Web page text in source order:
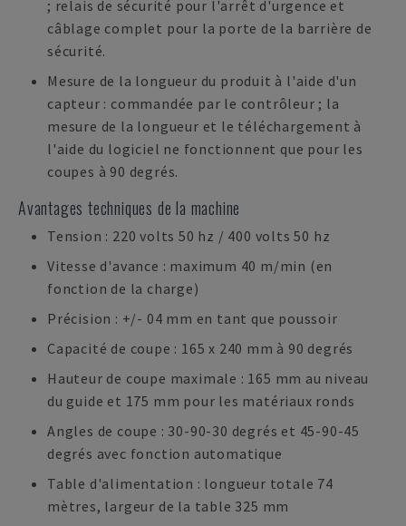
; relais de sécurité pour l'arrêt d'urgence et
câblage complet pour la porte de la barrière de
sécurité.
Mesure de la longueur du produit à l'aide d'un
capteur : commandée par le contrôleur ; la
mesure de la longueur et le téléchargement à
l'aide du logiciel ne fonctionnent que pour les
coupes à 90 degrés.
Avantages techniques de la machine
Tension : 220 volts 50 hz / 400 volts 50 hz
Vitesse d'avance : maximum 40 m/min (en
fonction de la charge)
Précision : +/- 04 mm en tant que poussoir
Capacité de coupe : 165 x 240 mm à 90 degrés
Hauteur de coupe maximale : 165 mm au niveau
du guide et 175 mm pour les matériaux ronds
Angles de coupe : 30-90-30 degrés et 45-90-45
degrés avec fonction automatique
Table d'alimentation : longueur totale 74
mètres, largeur de la table 325 mm